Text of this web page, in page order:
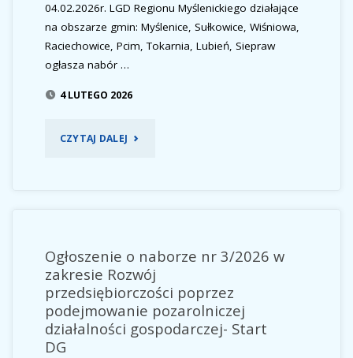
“ROZWÓJ
DG”-
04.02.2026r. LGD Regionu Myślenickiego działające
na obszarze gmin: Myślenice, Sułkowice, Wiśniowa,
Raciechowice, Pcim, Tokarnia, Lubień, Siepraw
ogłasza nabór …
4 LUTEGO 2026
CZYTAJ DALEJ "OGŁOSZENIE
4/2026
W
ZAKRESIE
Ogłoszenie o naborze nr 3/2026 w
zakresie Rozwój
przedsiębiorczości poprzez
podejmowanie pozarolniczej
działalności gospodarczej- Start
DG